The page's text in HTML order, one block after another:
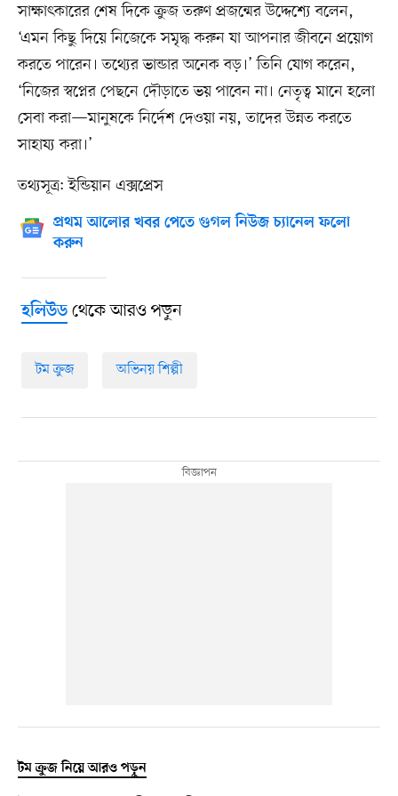
সাক্ষাৎকারের শেষ দিকে ক্রুজ তরুণ প্রজন্মের উদ্দেশ্যে বলেন,
‘এমন কিছু দিয়ে নিজেকে সমৃদ্ধ করুন যা আপনার জীবনে প্রয়োগ
করতে পারেন। তথ্যের ভান্ডার অনেক বড়।’ তিনি যোগ করেন,
‘নিজের স্বপ্নের পেছনে দৌড়াতে ভয় পাবেন না। নেতৃত্ব মানে হলো
সেবা করা—মানুষকে নির্দেশ দেওয়া নয়, তাদের উন্নত করতে
সাহায্য করা।’
তথ্যসূত্র: ইন্ডিয়ান এক্সপ্রেস
প্রথম আলোর খবর পেতে গুগল নিউজ চ্যানেল ফলো
করুন
হলিউডথেকে আরও পড়ুন
টম ক্রুজ অভিনয় শিল্পী
টম ক্রুজ নিয়ে আরও পড়ুন